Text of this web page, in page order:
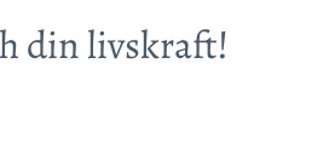
din livskraft!